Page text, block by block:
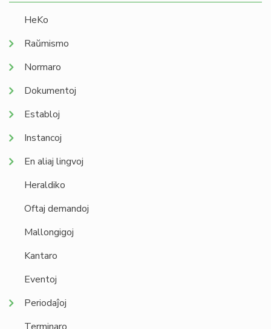
HeKo
Raŭmismo
Normaro
Dokumentoj
Establoj
Instancoj
En aliaj lingvoj
Heraldiko
Oftaj demandoj
Mallongigoj
Kantaro
Eventoj
Periodaĵoj